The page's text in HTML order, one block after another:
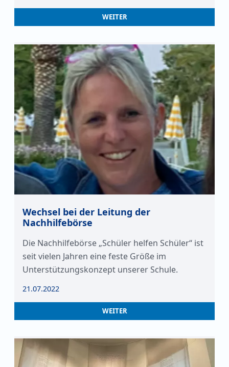
WEITER
Wechsel bei der Leitung der
Nachhilfebörse
Die Nachhilfebörse „Schüler helfen Schüler“ ist
seit vielen Jahren eine feste Größe im
Unterstützungskonzept unserer Schule.
21.07.2022
WEITER